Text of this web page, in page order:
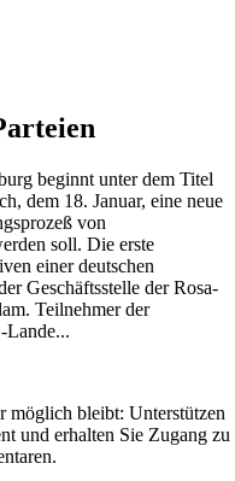
beginnt unter dem Titel
dem 18. Januar, eine neue
von
soll. Die erste
einer deutschen
Geschäftsstelle der Rosa-
Teilnehmer der
Lande...
möglich bleibt: Unterstützen
und erhalten Sie Zugang zu